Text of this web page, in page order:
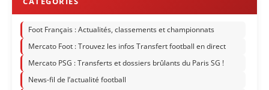
Foot Français : Actualités, classements et championnats
Mercato Foot : Trouvez les infos Transfert football en direct
Mercato PSG : Transferts et dossiers brûlants du Paris SG !
News-fil de l’actualité football